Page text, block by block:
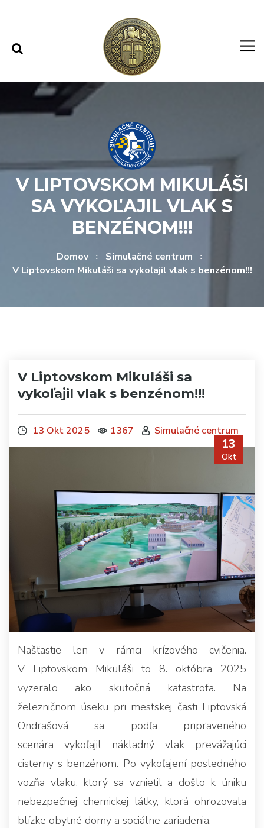
V LIPTOVSKOM MIKULÁŠI
SA VYKOĽAJIL VLAK S
BENZÉNOM!!!
Domov
Simulačné centrum
V Liptovskom Mikuláši sa vykoľajil vlak s benzénom!!!
V Liptovskom Mikuláši sa
vykoľajil vlak s benzénom!!!
13 Okt 2025 1367 Simulačné centrum
13
Okt
Našťastie len v rámci krízového cvičenia.
V Liptovskom Mikuláši to 8. októbra 2025
vyzeralo ako skutočná katastrofa. Na
železničnom úseku pri mestskej časti Liptovská
Ondrašová sa podľa pripraveného
scenára vykoľajil nákladný vlak prevážajúci
cisterny s benzénom. Po vykoľajení posledného
vozňa vlaku, ktorý sa vznietil a došlo k úniku
nebezpečnej chemickej látky, ktorá ohrozovala
blízke obytné domy a sociálne zariadenia.